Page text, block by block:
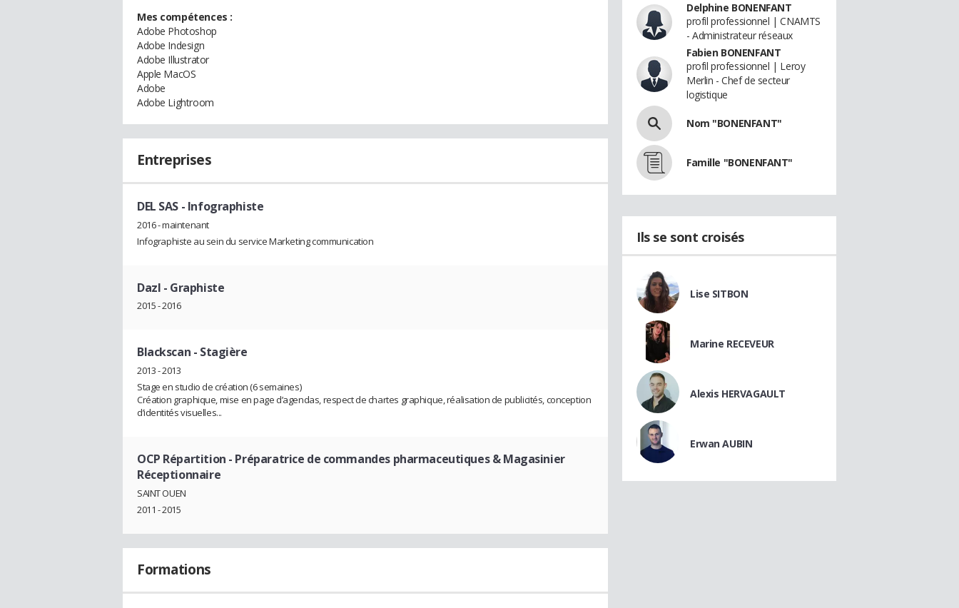
Mes compétences :
Adobe Photoshop
Adobe Indesign
Adobe Illustrator
Apple MacOS
Adobe
Adobe Lightroom
Entreprises
DEL SAS - Infographiste
2016 - maintenant
Infographiste au sein du service Marketing communication
Dazl - Graphiste
2015 - 2016
Blackscan - Stagière
2013 - 2013
Stage en studio de création (6 semaines)
Création graphique, mise en page d’agendas, respect de chartes graphique, réalisation de publicités, conception
d’identités visuelles...
OCP Répartition - Préparatrice de commandes pharmaceutiques & Magasinier
Réceptionnaire
SAINT OUEN
2011 - 2015
Formations
Delphine BONENFANT
profil professionnel | CNAMTS
- Administrateur réseaux
Fabien BONENFANT
profil professionnel | Leroy
Merlin - Chef de secteur
logistique
Nom "BONENFANT"
Famille "BONENFANT"
Ils se sont croisés
Lise SITBON
Marine RECEVEUR
Alexis HERVAGAULT
Erwan AUBIN